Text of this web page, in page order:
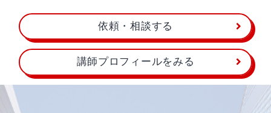
依頼・相談する
講師プロフィールをみる